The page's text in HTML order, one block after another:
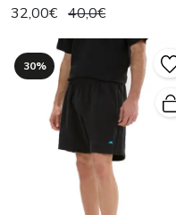
32,00€ 40,0€
30%